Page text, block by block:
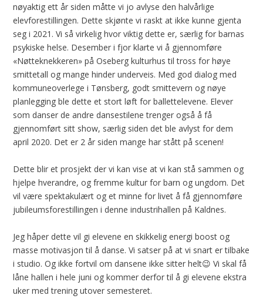
nøyaktig ett år siden måtte vi jo avlyse den halvårlige
elevforestillingen. Dette skjønte vi raskt at ikke kunne gjenta
seg i 2021. Vi så virkelig hvor viktig dette er, særlig for barnas
psykiske helse. Desember i fjor klarte vi å gjennomføre
«Nøtteknekkeren» på Oseberg kulturhus til tross for høye
smittetall og mange hinder underveis. Med god dialog med
kommuneoverlege i Tønsberg, godt smittevern og nøye
planlegging ble dette et stort løft for ballettelevene. Elever
som danser de andre dansestilene trenger også å få
gjennomført sitt show, særlig siden det ble avlyst for dem
april 2020. Det er 2 år siden mange har stått på scenen!
Dette blir et prosjekt der vi kan vise at vi kan stå sammen og
hjelpe hverandre, og fremme kultur for barn og ungdom. Det
vil være spektakulært og et minne for livet å få gjennomføre
jubileumsforestillingen i denne industrihallen på Kaldnes.
Jeg håper dette vil gi elevene en skikkelig energi boost og
masse motivasjon til å danse. Vi satser på at vi snart er tilbake
i studio. Og ikke fortvil om dansene ikke sitter helt😉 Vi skal få
låne hallen i hele juni og kommer derfor til å gi elevene ekstra
uker med trening utover semesteret.